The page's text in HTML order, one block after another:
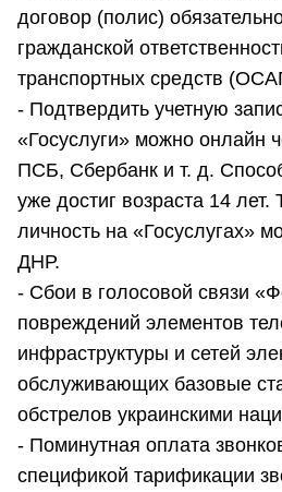
договор (полис)
гражданской
транспортных средств
- Подтвердить учетную
«Госуслуги» можно онлайн
ПСБ, Сбербанк и т. д.
уже достиг возраста 14 лет.
личность на «Госуслугах»
ДНР.
- Сбои в голосовой связи
повреждений элементов
инфраструктуры и сетей
обслуживающих базовые
обстрелов украинскими
- Поминутная оплата
спецификой тарификации